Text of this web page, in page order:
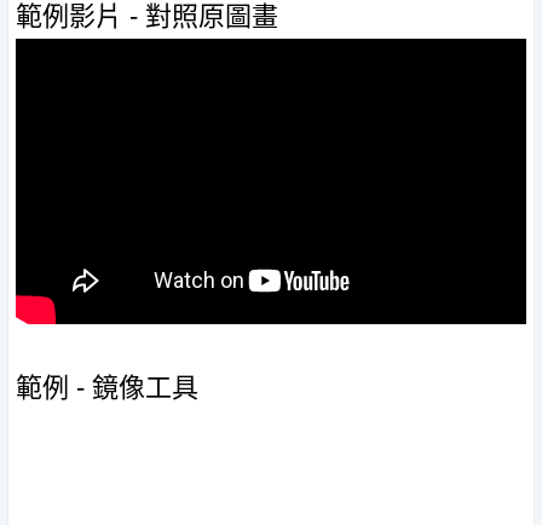
範例影片 - 對照原圖畫
範例 - 鏡像工具